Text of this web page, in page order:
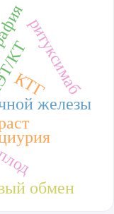
железы
КТритуксимаб
обмен
КТГ